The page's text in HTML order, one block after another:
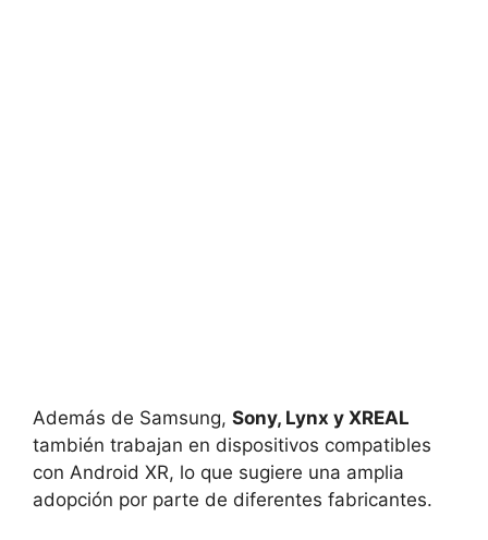
Además de Samsung, Sony, Lynx y XREAL
también trabajan en dispositivos compatibles
con Android XR, lo que sugiere una amplia
adopción por parte de diferentes fabricantes.